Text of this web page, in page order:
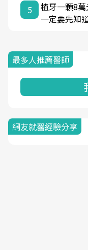
5
植牙一顆8萬
一定要先知
最多人推薦醫師
網友就醫經驗分享